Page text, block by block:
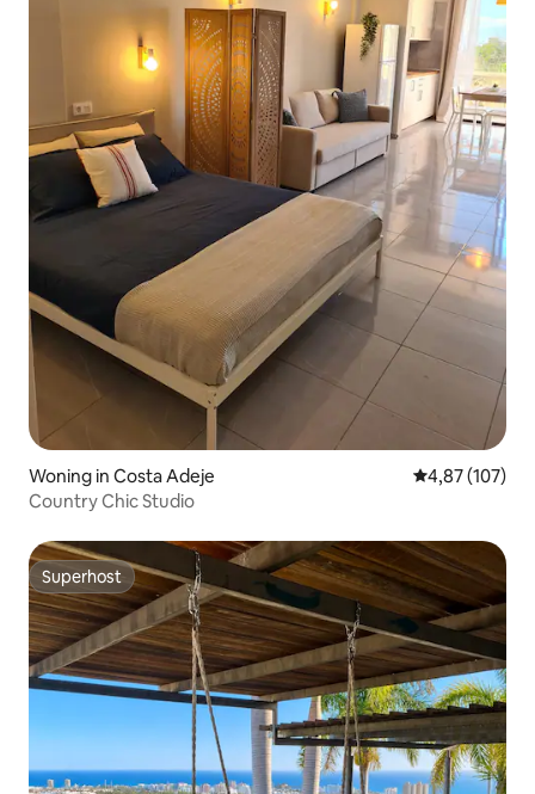
Woning in Costa Adeje Gemiddelde
4,87 (107)
Country Chic Studio
Superhost
Superhost